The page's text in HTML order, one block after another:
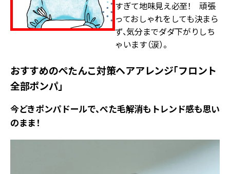
すぎて地味見え必至！ 頑張
っておしゃれをしても決まら
ず、気分までダダ下がりしち
ゃいます（涙）。
おすすめのぺたんこ対策ヘアアレンジ「フロント
全部ポンパ」
今どきポンパドールで、ぺた毛解消もトレンド感も思い
のまま！